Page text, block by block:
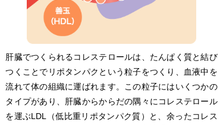
肝臓でつくられるコレステロールは、たんぱく質と結び
つくことでリポタンパクという粒子をつくり、血液中を
流れて体の組織に運ばれます。この粒子にはいくつかの
タイプがあり、肝臓からからだの隅々にコレステロール
を運ぶLDL（低比重リポタンパク質）と、余ったコレス